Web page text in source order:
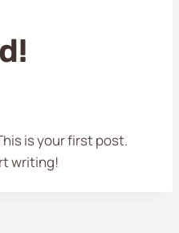
is your first post.
writing!